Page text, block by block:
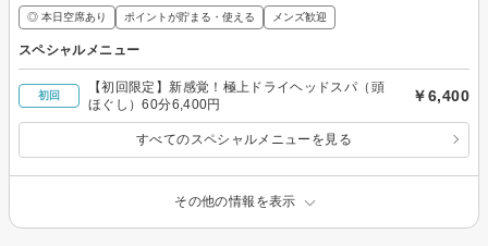
◎ 本日空席あり ポイントが貯まる・使える メンズ歓迎
スペシャルメニュー
初回
【初回限定】新感覚！極上ドライヘッドスパ（頭
ほぐし）60分6,400円
￥6,400
すべてのスペシャルメニューを見る
その他の情報を表示